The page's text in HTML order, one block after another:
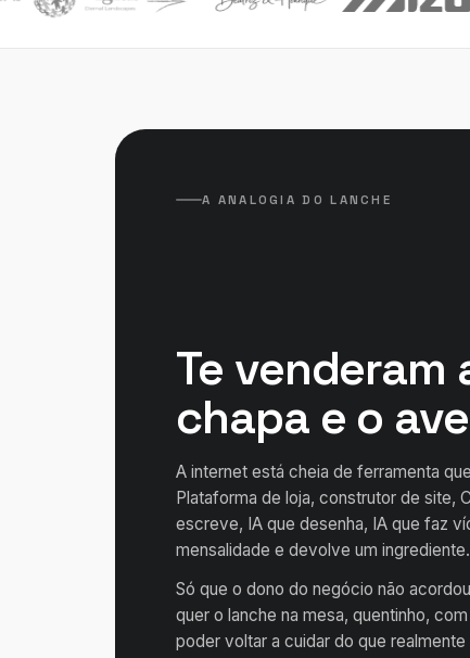
A ANALOGIA DO LANCHE
Te venderam
chapa e o
A internet está cheia de ferramenta
Plataforma de loja, construtor de site,
escreve, IA que desenha, IA que faz
mensalidade e devolve um ingrediente.
Só que o dono do negócio não
quer o lanche na mesa, quentinho,
poder voltar a cuidar do que realmente